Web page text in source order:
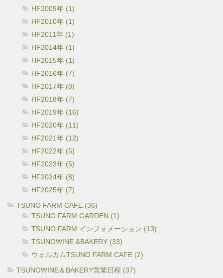
HF2009年 (1)
HF2010年 (1)
HF2011年 (1)
HF2014年 (1)
HF2015年 (1)
HF2016年 (7)
HF2017年 (8)
HF2018年 (7)
HF2019年 (16)
HF2020年 (11)
HF2021年 (12)
HF2022年 (5)
HF2023年 (5)
HF2024年 (8)
HF2025年 (7)
TSUNO FARM CAFE (36)
TSUNO FARM GARDEN (1)
TSUNO FARM インフォメーション (13)
TSUNOWINE &BAKERY (33)
ウェルカムTSUNO FARM CAFE (2)
TSUNOWINE＆BAKERY営業日程 (37)